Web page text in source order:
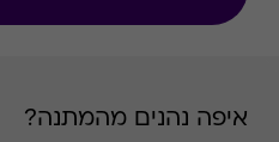
איפה נהנים מהמתנה?